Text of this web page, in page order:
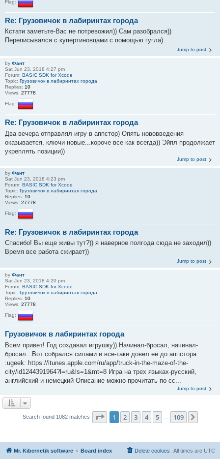
Flag:
Re: Грузовичок в лабиринтах города
Кстати заметьте-Вас не потревожил)) Сам разобрался))
Переписывался с купертиновцами с помощью гугла)
Jump to post
by Фант
Sat Jun 23, 2018 4:27 pm
Forum: BASIC SDK for Xcode
Topic: Грузовичок в лабиринтах города
Replies: 10
Views: 27778
Flag:
Re: Грузовичок в лабиринтах города
Два вечера отправлял игру в аппстор) Опять нововведения
оказывается, ключи новые...короче все как всегда)) Эйпл продолжает
укреплять позиции))
Jump to post
by Фант
Sat Jun 23, 2018 4:23 pm
Forum: BASIC SDK for Xcode
Topic: Грузовичок в лабиринтах города
Replies: 10
Views: 27778
Flag:
Re: Грузовичок в лабиринтах города
Спасибо! Вы еще живы тут?)) я наверное полгода сюда не заходил))
Время все работа сжирает))
Jump to post
by Фант
Sat Jun 23, 2018 4:20 pm
Forum: BASIC SDK for Xcode
Topic: Грузовичок в лабиринтах города
Replies: 10
Views: 27778
Flag:
Грузовичок в лабиринтах города
Всем привет! Год создавал игрушку)) Начинал-бросал, начинал-
бросал...Вот собрался силами и все-таки довел её до аппстора
:ugeek: https://itunes.apple.com/ru/app/truck-in-the-maze-of-the-
city/id1244391964?l=ru&ls=1&mt=8 Игра на трех языках-русский,
английский и немецкий Описание можно прочитать по сс...
Jump to post
Search found 1082 matches Page 1of 109
1 2 3 4 5 109
Mr. Kibernetik software Board index All times are UTC
Delete cookies